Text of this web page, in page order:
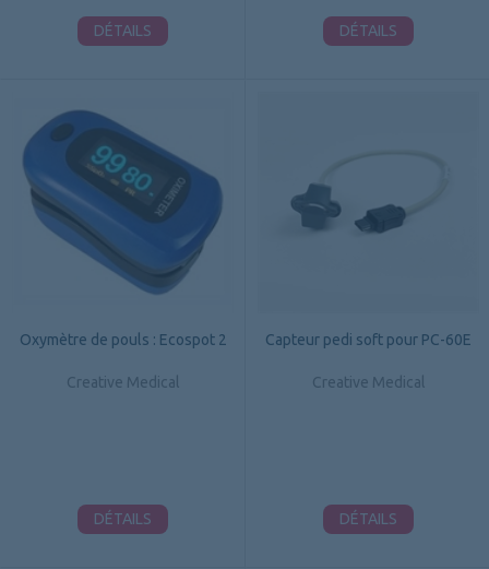
DÉTAILS DÉTAILS
Oxymètre de pouls : Ecospot 2
Creative Medical
DÉTAILS
Capteur pedi soft pour PC-60E
Creative Medical
DÉTAILS